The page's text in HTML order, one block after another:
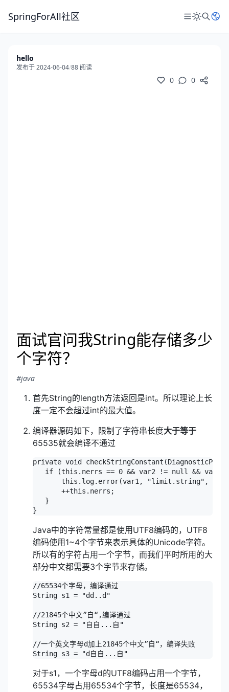
SpringForAll社区
hello
发布于 2024-06-04/88 阅读
0 0
面试官问我String能存储多少
个字符？
#java
首先String的length方法返回是int。所以理论上长
度一定不会超过int的最大值。
编译器源码如下，限制了字符串长度大于等于
65535就会编译不通过
private void
if (this.nerrs == 0 && var2 != null && var2
this.log.error(var1, "limit.string", new
       ++this.nerrs;
   }
}
Java中的字符常量都是使用UTF8编码的，UTF8
编码使用1~4个字节来表示具体的Unicode字符。
所以有的字符占用一个字节，而我们平时所用的大
部分中文都需要3个字节来存储。
//65534个字母，编译通过
String s1 = "dd..d"
//21845个中文”自“,编译通过
String s2 = "自自...自"
//一个英文字母d加上21845个中文”自“，编译失败
String s3 = "d自自...自"
对于s1，一个字母d的UTF8编码占用一个字节，
65534字母占用65534个字节，长度是65534，